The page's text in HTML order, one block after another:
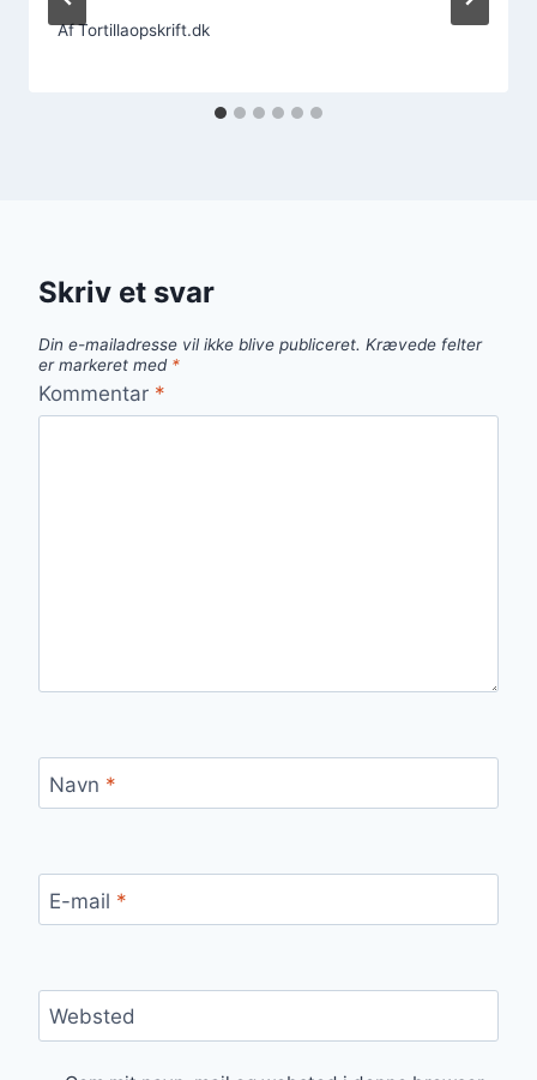
AfTortillaopskrift.dk
Skriv et svar
Din e-mailadresse vil ikke blive publiceret. Krævede felter
er markeret med *
Kommentar *
Navn *
E-mail *
Websted